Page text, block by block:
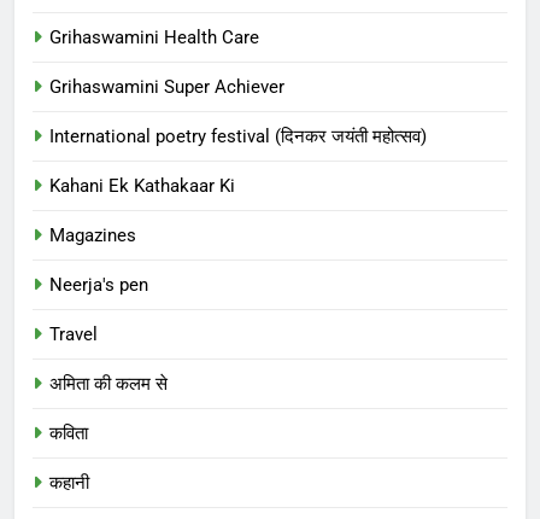
Grihaswamini Health Care
Grihaswamini Super Achiever
International poetry festival (दिनकर जयंती महोत्सव)
Kahani Ek Kathakaar Ki
Magazines
Neerja's pen
Travel
अमिता की कलम से
कविता
कहानी